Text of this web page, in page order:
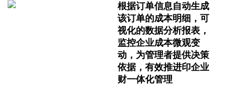
根据订单信息自动生成
该订单的成本明细，可
视化的数据分析报表，
监控企业成本微观变
动，为管理者提供决策
依据，有效推进印企业
财一体化管理